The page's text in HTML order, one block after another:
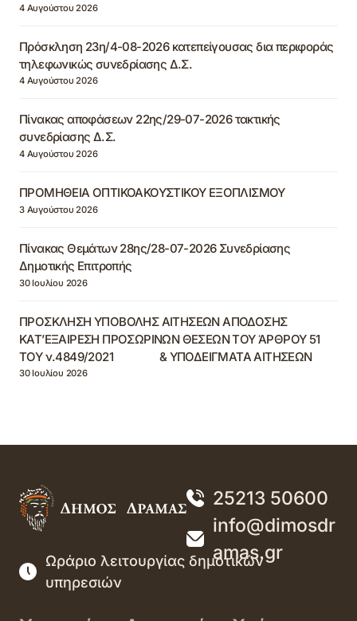
4 Αυγούστου 2026
Πρόσκληση 23η/4-08-2026 κατεπείγουσας δια περιφοράς
τηλεφωνικώς συνεδρίασης Δ.Σ.
4 Αυγούστου 2026
Πίνακας αποφάσεων 22ης/29-07-2026 τακτικής
συνεδρίασης Δ.Σ.
4 Αυγούστου 2026
ΠΡΟΜΗΘΕΙΑ ΟΠΤΙΚΟΑΚΟΥΣΤΙΚΟΥ ΕΞΟΠΛΙΣΜΟΥ
3 Αυγούστου 2026
Πίνακας Θεμάτων 28ης/28-07-2026 Συνεδρίασης
Δημοτικής Επιτροπής
30 Ιουλίου 2026
ΠΡΟΣΚΛΗΣΗ ΥΠΟΒΟΛΗΣ ΑΙΤΗΣΕΩΝ ΑΠΟΔΟΣΗΣ
ΚΑΤ’ΕΞΑΙΡΕΣΗ ΠΡΟΣΩΡΙΝΩΝ ΘΕΣΕΩΝ ΤΟΥ ΆΡΘΡΟΥ 51
ΤΟΥ ν.4849/2021 & ΥΠΟΔΕΙΓΜΑΤΑ ΑΙΤΗΣΕΩΝ
30 Ιουλίου 2026
25213 50600
info@dimosdr
amas.gr
Ωράριο λειτουργίας δημοτικών
υπηρεσιών